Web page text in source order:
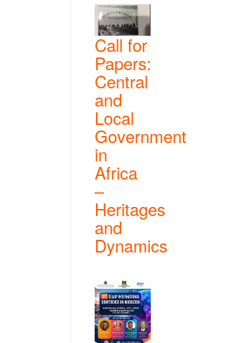
Call for
Papers:
Central
and
Local
Government
in
Africa
–
Heritages
and
Dynamics